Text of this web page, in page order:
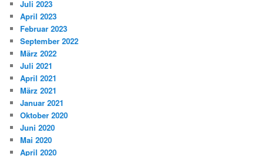
Juli 2023
April 2023
Februar 2023
September 2022
März 2022
Juli 2021
April 2021
März 2021
Januar 2021
Oktober 2020
Juni 2020
Mai 2020
April 2020